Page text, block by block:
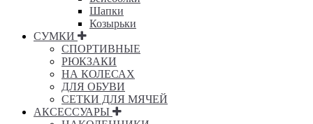
Шапки
Козырьки
СУМКИ
СПОРТИВНЫЕ
РЮКЗАКИ
НА КОЛЕСАХ
ДЛЯ ОБУВИ
СЕТКИ ДЛЯ МЯЧЕЙ
АКСЕССУАРЫ